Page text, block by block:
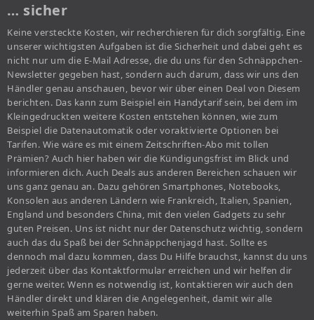
… sicher
Keine versteckte Kosten, wir recherchieren für dich sorgfältig. Eine
unserer wichtigsten Aufgaben ist die Sicherheit und dabei geht es
nicht nur um die E-Mail Adresse, die du uns für den Schnäppchen-
Newsletter gegeben hast, sondern auch darum, dass wir uns den
Händler genau anschauen, bevor wir über einen Deal von Diesem
berichten. Das kann zum Beispiel ein Handytarif sein, bei dem im
Kleingedruckten weitere Kosten entstehen können, wie zum
Beispiel die Datenautomatik oder voraktivierte Optionen bei
Tarifen. Wie wäre es mit einem Zeitschriften-Abo mit tollen
Prämien? Auch hier haben wir die Kündigungsfrist im Blick und
informieren dich. Auch Deals aus anderen Bereichen schauen wir
uns ganz genau an. Dazu gehören Smartphones, Notebooks,
Konsolen aus anderen Ländern wie Frankreich, Italien, Spanien,
England und besonders China, mit den vielen Gadgets zu sehr
guten Preisen. Uns ist nicht nur der Datenschutz wichtig, sondern
auch das du Spaß bei der Schnäppchenjagd hast. Sollte es
dennoch mal dazu kommen, dass Du Hilfe brauchst, kannst du uns
jederzeit über das Kontaktformular erreichen und wir helfen dir
gerne weiter. Wenn es notwendig ist, kontaktieren wir auch den
Händler direkt und klären die Angelegenheit, damit wir alle
weiterhin Spaß am Sparen haben.